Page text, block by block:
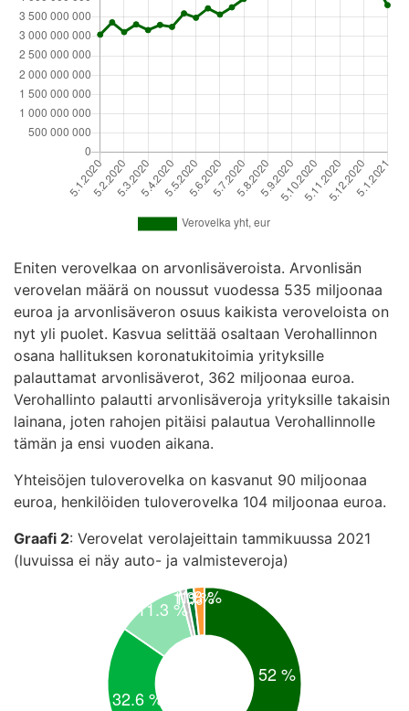
Eniten verovelkaa on arvonlisäveroista. Arvonlisän
verovelan määrä on noussut vuodessa 535 miljoonaa
euroa ja arvonlisäveron osuus kaikista veroveloista on
nyt yli puolet. Kasvua selittää osaltaan Verohallinnon
osana hallituksen koronatukitoimia yrityksille
palauttamat arvonlisäverot, 362 miljoonaa euroa.
Verohallinto palautti arvonlisäveroja yrityksille takaisin
lainana, joten rahojen pitäisi palautua Verohallinnolle
tämän ja ensi vuoden aikana.
Yhteisöjen tuloverovelka on kasvanut 90 miljoonaa
euroa, henkilöiden tuloverovelka 104 miljoonaa euroa.
Graafi 2: Verovelat verolajeittain tammikuussa 2021
(luvuissa ei näy auto- ja valmisteveroja)